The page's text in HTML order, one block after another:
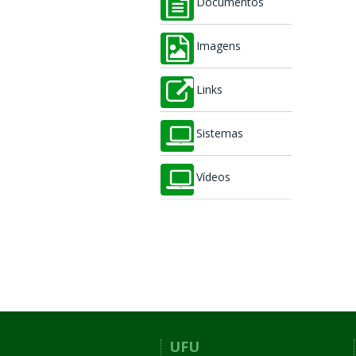
Documentos
Imagens
Links
Sistemas
Vídeos
UFU